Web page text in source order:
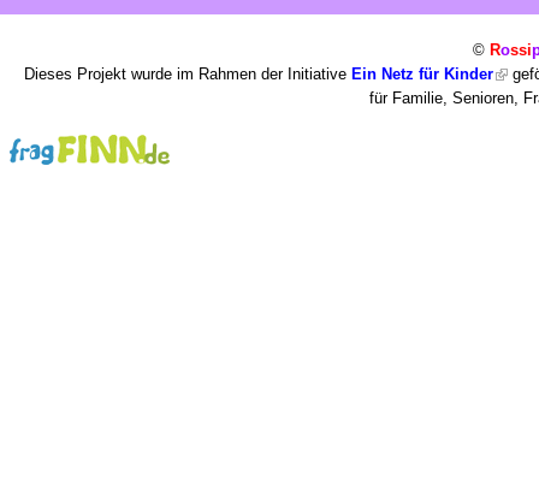
© Rossi
Dieses Projekt wurde im Rahmen der Initiative Ein Netz für Kinder
für Familie, Senioren,